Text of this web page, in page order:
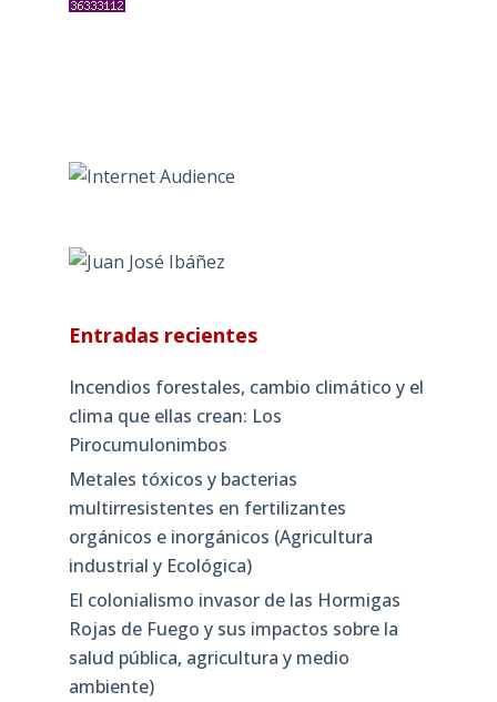
Entradas recientes
Incendios forestales, cambio climático y el
clima que ellas crean: Los
Pirocumulonimbos
Metales tóxicos y bacterias
multirresistentes en fertilizantes
orgánicos e inorgánicos (Agricultura
industrial y Ecológica)
El colonialismo invasor de las Hormigas
Rojas de Fuego y sus impactos sobre la
salud pública, agricultura y medio
ambiente)